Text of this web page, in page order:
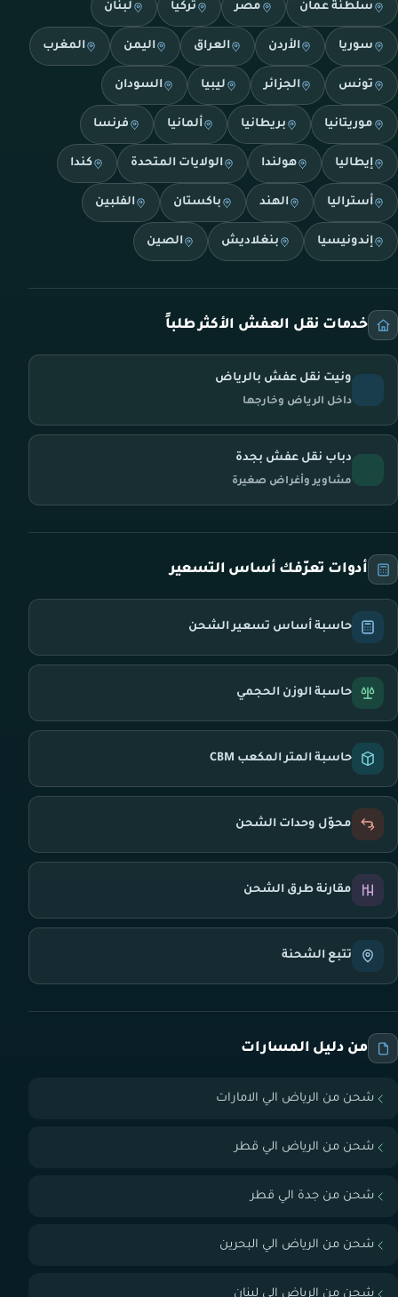
سلطنة عمان مصر تركيا لبنان
سوريا الأردن العراق اليمن المغرب
تونس الجزائر ليبيا السودان
موريتانيا بريطانيا ألمانيا فرنسا
إيطاليا هولندا الولايات المتحدة كندا
أستراليا الهند باكستان الفلبين
إندونيسيا بنغلاديش الصين
خدمات نقل العفش الأكثر طلباً
ونيت نقل عفش بالرياض
داخل الرياض وخارجها
دباب نقل عفش بجدة
مشاوير وأغراض صغيرة
أدوات تعرّفك أساس التسعير
حاسبة أساس تسعير الشحن
حاسبة الوزن الحجمي
حاسبة المتر المكعب CBM
محوّل وحدات الشحن
مقارنة طرق الشحن
تتبع الشحنة
من دليل المسارات
شحن من الرياض الي الامارات
شحن من الرياض الي قطر
شحن من جدة الي قطر
شحن من الرياض الي البحرين
شحن من الرياض الي لبنان